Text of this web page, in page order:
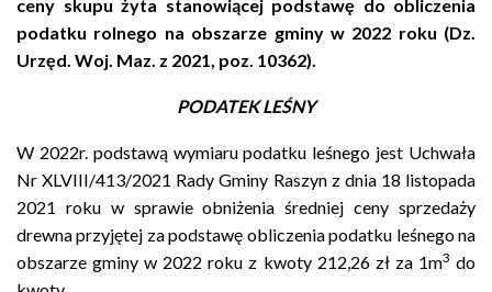
ceny skupu żyta stanowiącej podstawę do obliczenia
podatku rolnego na obszarze gminy w 2022 roku (Dz.
Urzęd. Woj. Maz. z 2021, poz. 10362).
PODATEK LEŚNY
W 2022r. podstawą wymiaru podatku leśnego jest Uchwała
Nr XLVIII/413/2021 Rady Gminy Raszyn z dnia 18 listopada
2021 roku w sprawie obniżenia średniej ceny sprzedaży
drewna przyjętej za podstawę obliczenia podatku leśnego na
obszarze gminy w 2022 roku z kwoty 212,26 zł za 1m3 do